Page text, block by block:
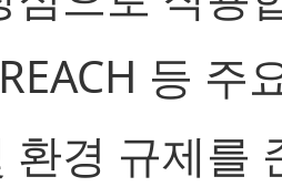
등 주
환경 규제를